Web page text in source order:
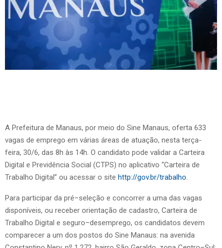
A Prefeitura de Manaus, por meio do Sine Manaus, oferta 633
vagas de emprego em várias áreas de atuação, nesta terça-
feira, 30/6, das 8h às 14h. O candidato pode validar a Carteira
Digital e Previdência Social (CTPS) no aplicativo “Carteira de
Trabalho Digital” ou acessar o site http://gov.br/trabalho.
Para participar da pré–seleção e concorrer a uma das vagas
disponíveis, ou receber orientação de cadastro, Carteira de
Trabalho Digital e seguro–desemprego, os candidatos devem
comparecer a um dos postos do Sine Manaus: na avenida